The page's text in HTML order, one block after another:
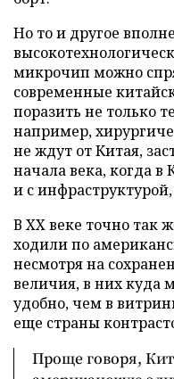
Но то и другое
микрочип можно
современные
поразить не только
например,
не ждут от Китая,
начала века, когда
и с
В XX веке точно так
ходили по
несмотря на
величия, в них куда
удобно, чем в
еще страны
Проще говоря,